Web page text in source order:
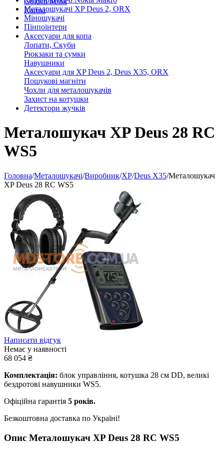
Karma
Металошукачі XP Deus 2, ORX
Міношукачі
Пінпоінтери
Аксесуари для копа
Лопати, Скуби
Рюкзаки та сумки
Навушники
Аксесуари для XP Deus 2, Deus X35, ORX
Пошукові магніти
Чохли для металошукачів
Захист на котушки
Детектори жучків
Металошукач XP Deus 28 RC
WS5
Головна/Металошукачі/Виробник/XP/Deus X35/Металошукач
XP Deus 28 RC WS5
Написати відгук
Немає у наявності
68 054 ₴
Комплектація: блок управління, котушка 28 см DD, великі
бездротові навушники WS5.
Офіційна гарантія 5 років.
Безкоштовна доставка по Україні!
Опис Металошукач XP Deus 28 RC WS5